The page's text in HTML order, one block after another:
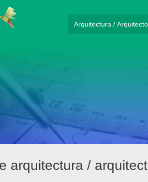
arquitectura /